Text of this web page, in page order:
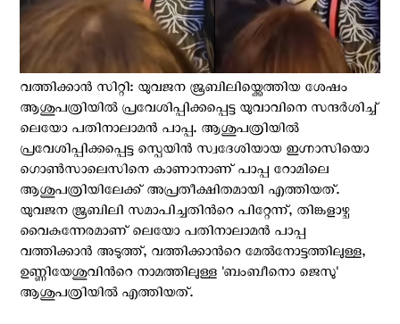
വത്തിക്കാന്‍ സിറ്റി: യുവജന ജൂബിലിയ്ക്കെത്തിയ ശേഷം
ആശുപത്രിയിൽ പ്രവേശിപ്പിക്കപ്പെട്ട യുവാവിനെ സന്ദർശിച്ച്
ലെയോ പതിനാലാമന്‍ പാപ്പ. ആശുപത്രിയിൽ
പ്രവേശിപ്പിക്കപ്പെട്ട സ്പെയിന്‍ സ്വദേശിയായ ഇഗ്നാസിയൊ
ഗൊൺസാലെസിനെ കാണാനാണ് പാപ്പ റോമിലെ
ആശുപത്രിയിലേക്ക് അപ്രതീക്ഷിതമായി എത്തിയത്.
യുവജന ജൂബിലി സമാപിച്ചതിൻറെ പിറ്റേന്ന്, തിങ്കളാഴ്ച
വൈകുന്നേരമാണ് ലെയോ പതിനാലാമൻ പാപ്പ
വത്തിക്കാന്‍ അടുത്ത്, വത്തിക്കാൻറെ മേൽനോട്ടത്തിലുള്ള,
ഉണ്ണിയേശുവിൻറെ നാമത്തിലുള്ള 'ബംബീനൊ ജെസു'
ആശുപത്രിയില്‍ എത്തിയത്.